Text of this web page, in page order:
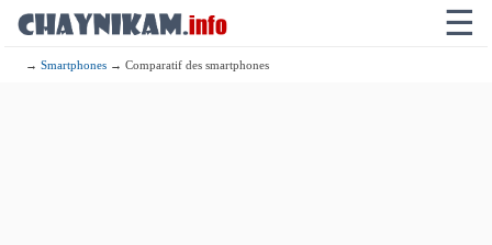
☰
→Smartphones → Comparatif des smartphones